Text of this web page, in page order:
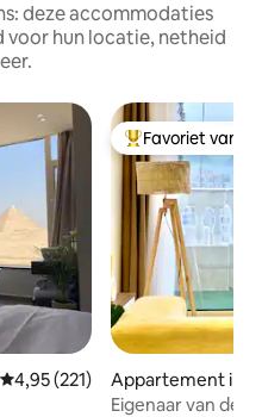
deze accommodaties
hun locatie, netheid
Gemiddelde beoordeling van
4,95 (221)
Topfavoriet van
Favoriet van
Appartement in Nazlet Al B
atran , Al Haram
Eigenaar van de